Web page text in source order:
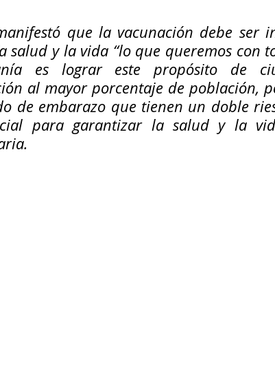
que la vacunación debe ser
salud y la vida “lo que queremos con
es lograr este propósito de
al mayor porcentaje de población,
de embarazo que tienen un doble
para garantizar la salud y la